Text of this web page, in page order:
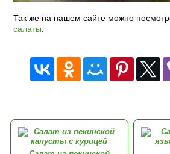
Так же на нашем сайте можно
салаты